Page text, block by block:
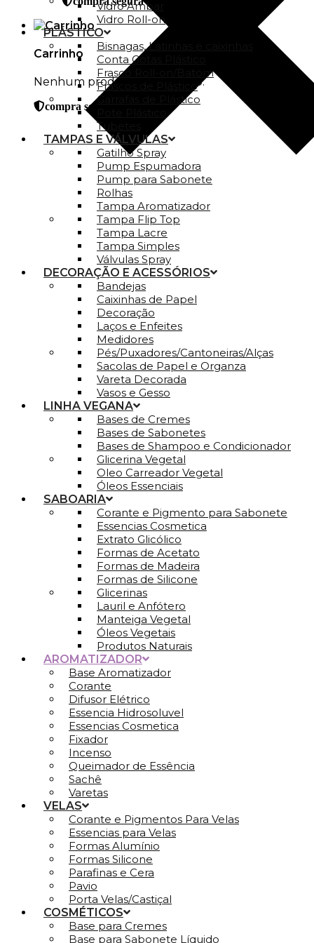
Carrinho
Nenhum produto no carrinho.
compra segura
Vidro Ambar
Vidro Roll-on
PLÁSTICO
Bisnagas, Latinhas e caixinhas
Conta Gotas Plástico
Frasco Roll-on/Batom
Frascos de Plástico
Garrafas de Plástico
Tubetes
TAMPAS E VÁLVULAS
Gatilho Spray
Pump Espumadora
Pump para Sabonete
Rolhas
Tampa Aromatizador
Tampa Flip Top
Tampa Lacre
Tampa Simples
Válvulas Spray
DECORAÇÃO E ACESSÓRIOS
Bandejas
Caixinhas de Papel
Decoração
Laços e Enfeites
Medidores
Pés/Puxadores/Cantoneiras/Alças
Sacolas de Papel e Organza
Vareta Decorada
Vasos e Gesso
LINHA VEGANA
Bases de Cremes
Bases de Sabonetes
Bases de Shampoo e Condicionador
Glicerina Vegetal
Oleo Carreador Vegetal
Óleos Essenciais
SABOARIA
Corante e Pigmento para Sabonete
Essencias Cosmetica
Extrato Glicólico
Formas de Acetato
Formas de Madeira
Formas de Silicone
Glicerinas
Lauril e Anfótero
Manteiga Vegetal
Óleos Vegetais
Produtos Naturais
AROMATIZADOR
Base Aromatizador
Corante
Difusor Elétrico
Essencia Hidrosoluvel
Essencias Cosmetica
Fixador
Incenso
Queimador de Essência
Sachê
Varetas
VELAS
Corante e Pigmentos Para Velas
Essencias para Velas
Formas Alumínio
Formas Silicone
Parafinas e Cera
Pavio
Porta Velas/Castiçal
COSMÉTICOS
Base para Cremes
Base para Sabonete Líquido